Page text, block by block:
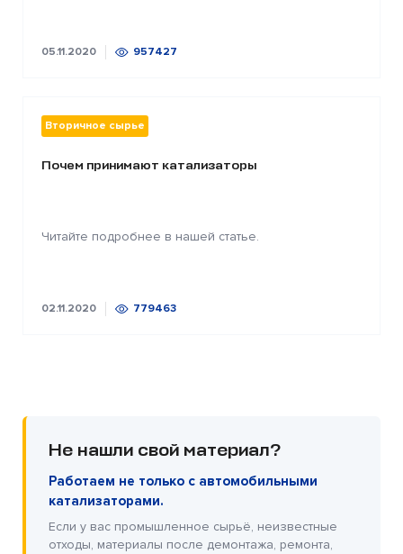
05.11.2020 957427
Вторичное сырье
Почем принимают катализаторы
Читайте подробнее в нашей статье.
02.11.2020 779463
Не нашли свой материал?
Работаем не только с автомобильными
катализаторами.
Если у вас промышленное сырьё, неизвестные
отходы, материалы после демонтажа, ремонта,